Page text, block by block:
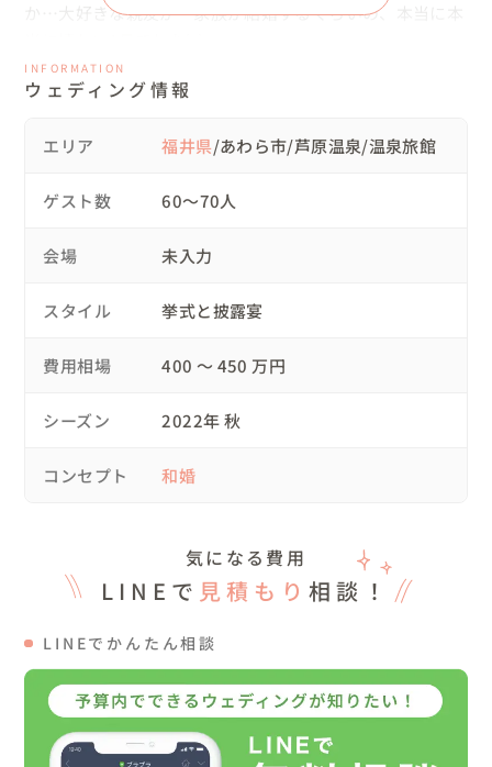
か…大好きな親友が・家族が結婚するくらいの、本当に本
■京都から、福井に嫁ぐ新婦様。親御様に安心していただ
れる一日にしました
い！」と、新郎様が自ら企画する地元イベントとウェディ
ました
うに、全員で宿泊できる貸切旅館で行いました
＊「挙式はしっかりと行いたい」⇒子供の頃から繋がりあ
まき」の時間を入れて
＊「地元ならではの場所で披露宴をしたい」⇒ご縁ある温
＊「乾杯セレモニーは新郎自ら」⇒シャンパンサーベラー
ジュでオープンセレモニー
👉当日の様子
INFORMATION
ウェディング情報
エリア 福井県/あわら市/芦原温泉/温泉旅館
ゲスト数 60〜70人
会場 未入力
スタイル 挙式と披露宴
費用相場 400 〜 450 万円
シーズン 2022年 秋
コンセプト 和婚
気になる費用
LINEで 見積もり 相談！
LINEでかんたん相談